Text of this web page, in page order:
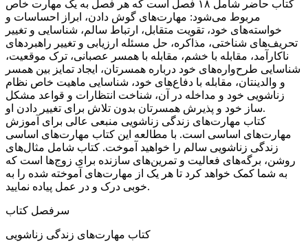
کتاب حاضر شامل ۱۸ فصل است که هر فصل به یک مهارت خاص
مربوط می‌شود: مهارت‌های گوش دادن، ابراز احساسات و
خواسته‌های خود، تقویت متقابل، ارتباط سالم، شناسایی و تغییر
تحریف‌های شناختی، مذاکره، حل مسئله ارزیابی و تغییر راهبردهای
ناکارآمد، مقابله با خشم، مقابله با همسر عصبانی، ترک موقعیت،
شناسایی طرح‌واره‌های خود درباره همسرتان، ایجاد تمایز بین همسر
و والدینتان، مقابله با دفاع‌های خود، شناسایی ماهیت خاص نظام
زناشویی خود و مداخله در آن، شناخت انتظارات و قواعد مشکل
ساز خود و پذیرش همسرتان بدون تلاش برای تغییر دادن او.
کتاب مهارت‌های زندگی زناشویی منبعی عالی برای آموزش
مهارت‌های اساسی است. با مطالعه این کتاب مهارت‌های اساسی
زندگی زناشویی سالم را خواهید آموخت. کتاب شامل مثال‌های
روشن، برگه‌های فعالیت و تمرین‌های سازنده برای زوج‌ها است که
به شما کمک خواهد کرد تا هر یک از مهارت‌های آموخته شده را به
خوبی درک و در عمل پیاده نمایید.
سرفصل کتاب
کتاب مهارت‏‌های زندگی زناشویی